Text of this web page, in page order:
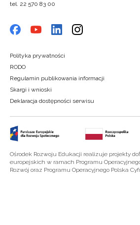
tel. 22 570 83 00
Polityka prywatności
RODO
Regulamin publikowania informacji
Skargi i wnioski
Deklaracja dostępności serwisu
Ośrodek Rozwoju Edukacji realizuje projekty
europejskich w ramach Programu
Rozwój oraz Programu Operacyjnego Polska